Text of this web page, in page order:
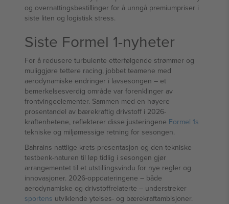
og overnattingsbestillinger for å unngå premiumpriser i
siste liten og logistisk stress.
Siste Formel 1-nyheter
For å redusere turbulente etterfølgende strømmer og
muliggjøre tettere racing, jobbet teamene med
aerodynamiske endringer i lavsesongen – et
bemerkelsesverdig område var forenklinger av
frontvingeelementer. Sammen med en høyere
prosentandel av bærekraftig drivstoff i 2026-
kraftenhetene, reflekterer disse justeringene Formel 1s
tekniske og miljømessige retning for sesongen.
Bahrains nattlige krets-presentasjon og den tekniske
testbenk-naturen til løp tidlig i sesongen gjør
arrangementet til et utstillingsvindu for nye regler og
innovasjoner. 2026-oppdateringene – både
aerodynamiske og drivstoffrelaterte – understreker
sportens utviklende ytelses- og bærekraftambisjoner.